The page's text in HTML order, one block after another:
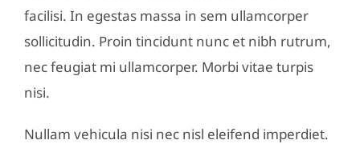
facilisi. In egestas massa in sem ullamcorper
sollicitudin. Proin tincidunt nunc et nibh rutrum,
nec feugiat mi ullamcorper. Morbi vitae turpis
nisi.
Nullam vehicula nisi nec nisl eleifend imperdiet.